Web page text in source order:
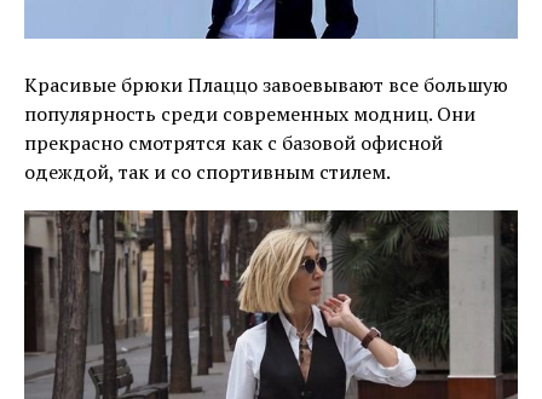
Красивые брюки Плаццо завоевывают все большую
популярность среди современных модниц. Они
прекрасно смотрятся как с базовой офисной
одеждой, так и со спортивным стилем.